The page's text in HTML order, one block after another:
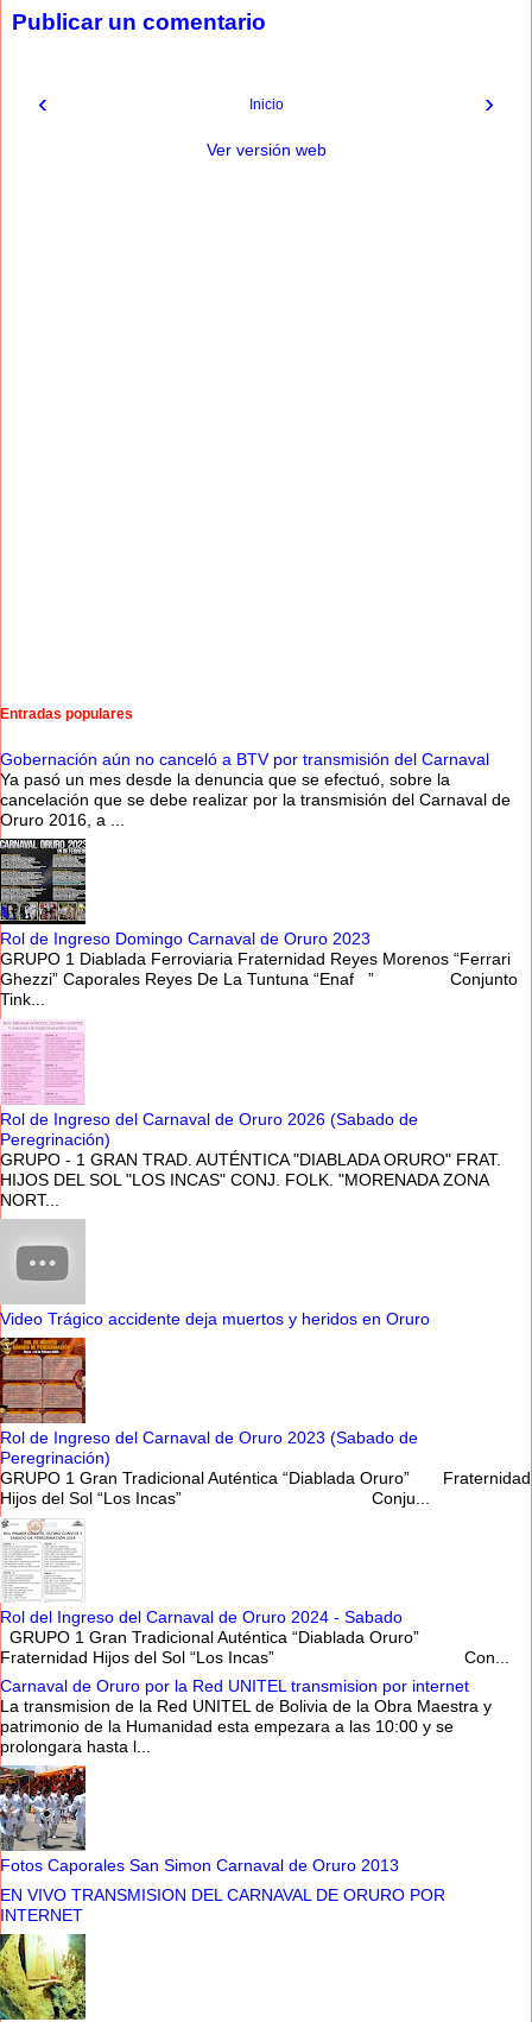
Publicar un comentario
‹ ›
Inicio
Ver versión web
Entradas populares
Gobernación aún no canceló a BTV por transmisión del Carnaval
Ya pasó un mes desde la denuncia que se efectuó, sobre la
cancelación que se debe realizar por la transmisión del Carnaval de
Oruro 2016, a ...
Rol de Ingreso Domingo Carnaval de Oruro 2023
GRUPO 1 Diablada Ferroviaria Fraternidad Reyes Morenos “Ferrari
Ghezzi” Caporales Reyes De La Tuntuna “Enaf ” Conjunto
Tink...
Rol de Ingreso del Carnaval de Oruro 2026 (Sabado de
Peregrinación)
GRUPO - 1 GRAN TRAD. AUTÉNTICA "DIABLADA ORURO" FRAT.
HIJOS DEL SOL "LOS INCAS" CONJ. FOLK. "MORENADA ZONA
NORT...
Video Trágico accidente deja muertos y heridos en Oruro
Rol de Ingreso del Carnaval de Oruro 2023 (Sabado de
Peregrinación)
GRUPO 1 Gran Tradicional Auténtica “Diablada Oruro” Fraternidad
Hijos del Sol “Los Incas” Conju...
Rol del Ingreso del Carnaval de Oruro 2024 - Sabado
GRUPO 1 Gran Tradicional Auténtica “Diablada Oruro”
Fraternidad Hijos del Sol “Los Incas” Con...
Carnaval de Oruro por la Red UNITEL transmision por internet
La transmision de la Red UNITEL de Bolivia de la Obra Maestra y
patrimonio de la Humanidad esta empezara a las 10:00 y se
prolongara hasta l...
Fotos Caporales San Simon Carnaval de Oruro 2013
EN VIVO TRANSMISION DEL CARNAVAL DE ORURO POR
INTERNET